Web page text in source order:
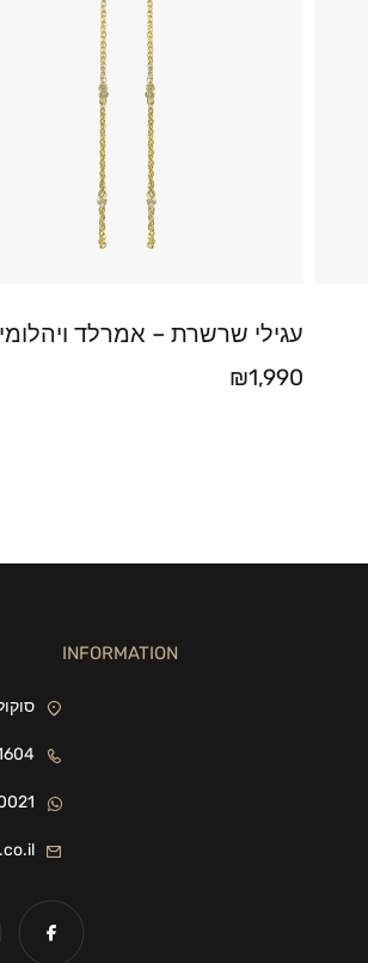
עגילי שרשרת – אמרלד
₪1,990
INFORMATION
סוקולוב